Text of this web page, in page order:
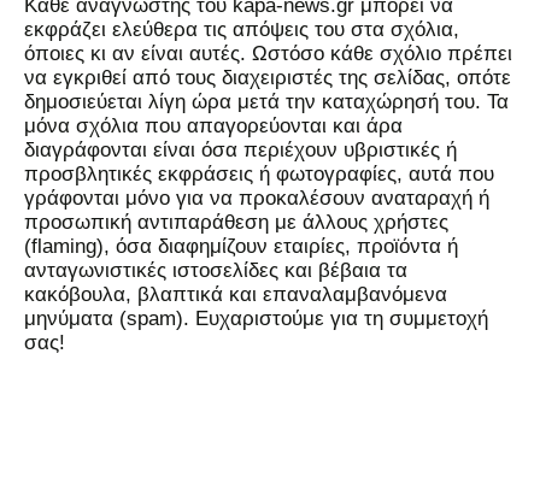
Kάθε αναγνώστης του kapa-news.gr μπορεί να
εκφράζει ελεύθερα τις απόψεις του στα σχόλια,
όποιες κι αν είναι αυτές. Ωστόσο κάθε σχόλιο πρέπει
να εγκριθεί από τους διαχειριστές της σελίδας, οπότε
δημοσιεύεται λίγη ώρα μετά την καταχώρησή του. Τα
μόνα σχόλια που απαγορεύονται και άρα
διαγράφονται είναι όσα περιέχουν υβριστικές ή
προσβλητικές εκφράσεις ή φωτογραφίες, αυτά που
γράφονται μόνο για να προκαλέσουν αναταραχή ή
προσωπική αντιπαράθεση με άλλους χρήστες
(flaming), όσα διαφημίζουν εταιρίες, προϊόντα ή
ανταγωνιστικές ιστοσελίδες και βέβαια τα
κακόβουλα, βλαπτικά και επαναλαμβανόμενα
μηνύματα (spam). Ευχαριστούμε για τη συμμετοχή
σας!